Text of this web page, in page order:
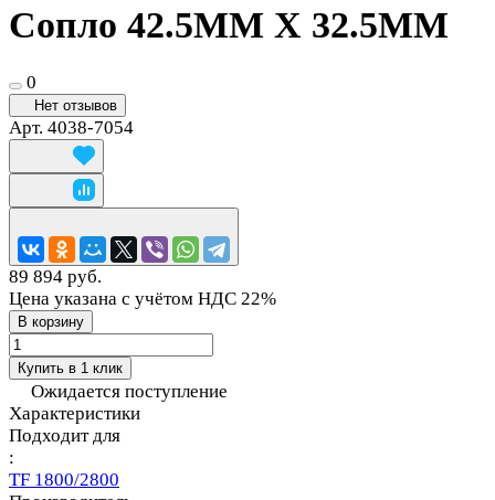
Сопло 42.5MM X 32.5MM
0
Нет отзывов
Арт. 4038-7054
89 894 руб.
Цена указана с учётом НДС 22%
В корзину
Купить в 1 клик
Ожидается поступление
Характеристики
Подходит для
:
TF 1800/2800